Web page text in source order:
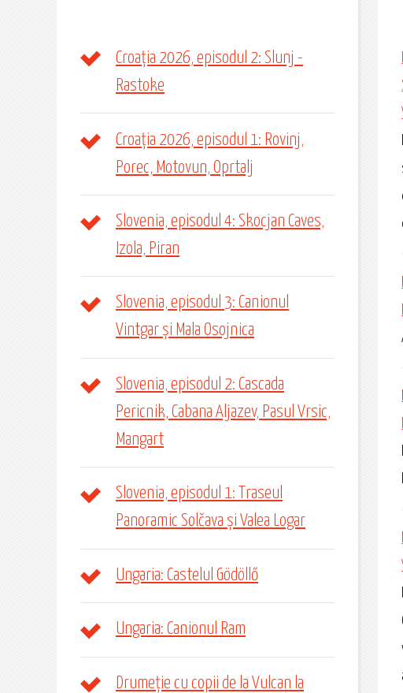
Croația 2026, episodul 2: Slunj -
Rastoke
Croația 2026, episodul 1: Rovinj,
Porec, Motovun, Oprtalj
Slovenia, episodul 4: Skocjan Caves,
Izola, Piran
Slovenia, episodul 3: Canionul
Vintgar și Mala Osojnica
Slovenia, episodul 2: Cascada
Pericnik, Cabana Aljazev, Pasul Vrsic,
Mangart
Slovenia, episodul 1: Traseul
Panoramic Solčava și Valea Logar
Ungaria: Castelul Gödöllő
Ungaria: Canionul Ram
Drumeție cu copii de la Vulcan la